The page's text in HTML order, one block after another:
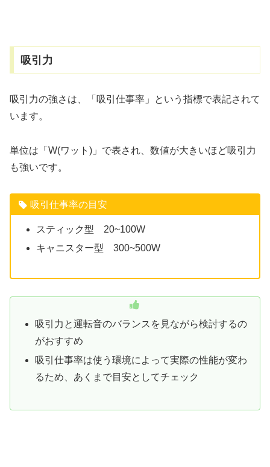
吸引力
吸引力の強さは、「吸引仕事率」という指標で表記されて
います。
単位は「W(ワット)」で表され、数値が大きいほど吸引力
も強いです。
吸引仕事率の目安
スティック型 20~100W
キャニスター型 300~500W
吸引力と運転音のバランスを見ながら検討するの
がおすすめ
吸引仕事率は使う環境によって実際の性能が変わ
るため、あくまで目安としてチェック